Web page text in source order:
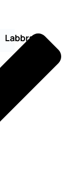
Labbra